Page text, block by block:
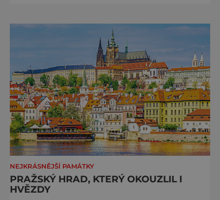
večer plný historie, hudby, tajemství i
dobrodružství pro malé i velké návštěvníky.
Málokdo ví, že dnešní kos
NEJKRÁSNĚJŠÍ PAMÁTKY
PRAŽSKÝ HRAD, KTERÝ OKOUZLIL I
HVĚZDY